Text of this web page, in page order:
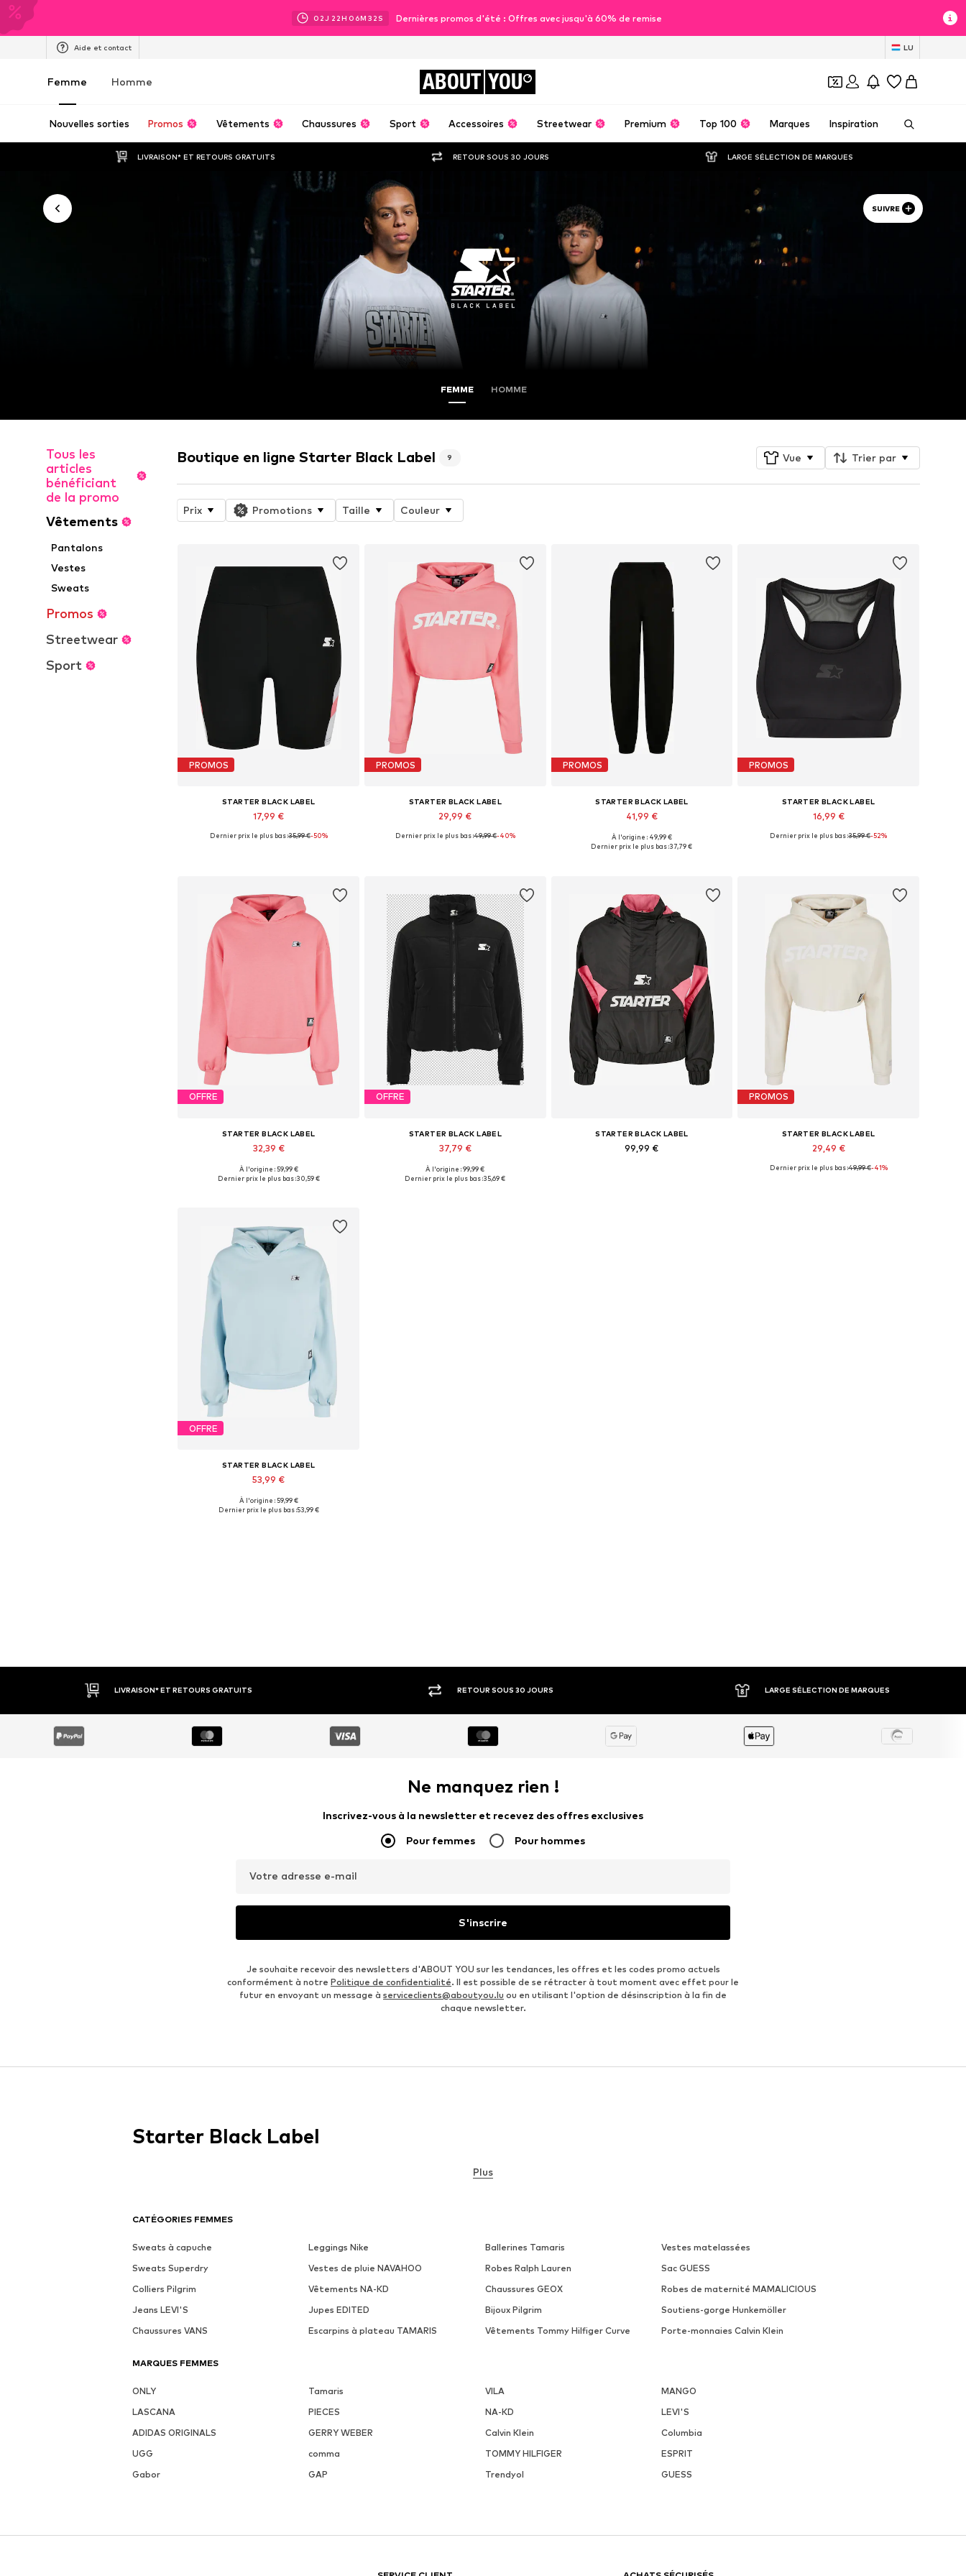
02J 22H 06M 31 S Dernières promos d'été : Offres avec jusqu'à 60% de remise
Aide et contact LU
Femme Homme ABOUT YOU
Nouvelles sorties Promos Vêtements Chaussures Sport Accessoires Streetwear Premium Top 100 Marques Inspiration
LIVRAISON* ET RETOURS GRATUITS RETOUR SOUS 30 JOURS LARGE SÉLECTION DE MARQUES
SUIVRE
FEMME HOMME
Tous les
articles
bénéficiant
de la promo
Vêtements
Pantalons
Vestes
Sweats
Promos
Streetwear
Sport
Boutique en ligne Starter Black Label 9 Vue Trier par
Prix Promotions Taille Couleur
PROMOS
STARTER BLACK LABEL
17,99 €
Tailles disponibles: XS-S, S, S-M
Dernier prix le plus bas :35,99 €-50%
PROMOS
STARTER BLACK LABEL
29,99 €
Tailles disponibles: S
Dernier prix le plus bas :49,99 €-40%
PROMOS
STARTER BLACK LABEL
41,99 €
Tailles disponibles: 40
À l'origine : 49,99 €
Dernier prix le plus bas :37,79 €
PROMOS
STARTER BLACK LABEL
16,99 €
Tailles disponibles: L
Dernier prix le plus bas :35,99 €-52%
OFFRE
STARTER BLACK LABEL
32,39 €
Tailles disponibles: XS
À l'origine : 59,99 €
Dernier prix le plus bas :30,59 €
OFFRE
STARTER BLACK LABEL
37,79 €
Tailles disponibles: L
À l'origine : 99,99 €
Dernier prix le plus bas :35,69 €
STARTER BLACK LABEL
99,99 €
PROMOS
STARTER BLACK LABEL
29,49 €
Tailles disponibles: XS
Dernier prix le plus bas :49,99 €-41%
OFFRE
STARTER BLACK LABEL
53,99 €
Tailles disponibles: L
À l'origine : 59,99 €
Dernier prix le plus bas :53,99 €
LIVRAISON* ET RETOURS GRATUITS RETOUR SOUS 30 JOURS LARGE SÉLECTION DE MARQUES
Ne manquez rien !
Inscrivez-vous à la newsletter et recevez des offres exclusives
Pour femmes Pour hommes
Votre adresse e-mail
S'inscrire
Je souhaite recevoir des newsletters d'ABOUT YOU sur les tendances, les offres et les codes promo actuels
conformément à notre Politique de confidentialité. Il est possible de se rétracter à tout moment avec effet pour le
futur en envoyant un message à serviceclients@aboutyou.lu ou en utilisant l'option de désinscription à la fin de
chaque newsletter.
CATÉGORIES FEMMES
Sweats à capuche Leggings Nike Ballerines Tamaris
Vestes matelassées
Sweats Superdry
Vestes de pluie NAVAHOO Robes Ralph Lauren
Sac GUESS
Colliers Pilgrim
Vêtements NA-KD Chaussures GEOX
Robes de maternité MAMALICIOUS
Jeans LEVI'S
Jupes EDITED Bijoux Pilgrim
Soutiens-gorge Hunkemöller
Chaussures VANS
Escarpins à plateau TAMARIS Vêtements Tommy Hilfiger Curve Porte-monnaies Calvin Klein
MARQUES FEMMES
ONLY Tamaris VILA
MANGO
LASCANA
PIECES NA-KD
LEVI'S
ADIDAS ORIGINALS
GERRY WEBER Calvin Klein
Columbia
UGG
comma TOMMY HILFIGER
ESPRIT
Gabor
GAP Trendyol GUESS
Starter Black Label
Plus